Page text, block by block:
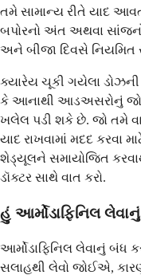
તમે સામાન્ય રીતે યાદ
બપોરનો અંત અથવા
અને બીજા દિવસે નિયમિત
ક્યારેય ચૂકી ગયેલા
કે આનાથી આડઅસરોનું
ખલેલ પડી શકે છે. જો તમે
યાદ રાખવામાં મદદ કરવા
શેડ્યૂલને સમાયોજિત
ડૉક્ટર સાથે વાત કરો.
હું આર્મોડાફિનિલ
આર્મોડાફિનિલ લેવાનું બંધ
સલાહથી લેવો જોઈએ,